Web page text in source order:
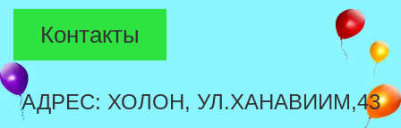
Контакты
АДРЕС: ХОЛОН, УЛ.ХАНАВИИМ,43